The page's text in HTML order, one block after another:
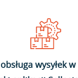
wysyłek